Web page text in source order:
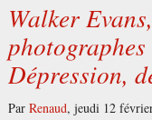
Walker
Dépression,
Par Renaud, jeudi 12